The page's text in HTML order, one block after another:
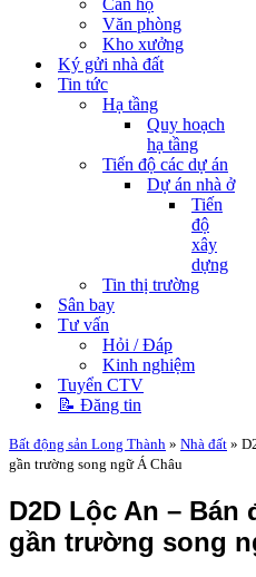
Căn hộ
Văn phòng
Kho xưởng
Ký gửi nhà đất
Tin tức
Hạ tầng
Quy hoạch
hạ tầng
Tiến độ các dự án
Dự án nhà ở
Tiến
độ
xây
dựng
Tin thị trường
Sân bay
Tư vấn
Hỏi / Đáp
Kinh nghiệm
Tuyển CTV
📝 Đăng tin
Bất động sản Long Thành » Nhà đất »
gần trường song ngữ Á Châu
D2D Lộc An – Bán
gần trường song